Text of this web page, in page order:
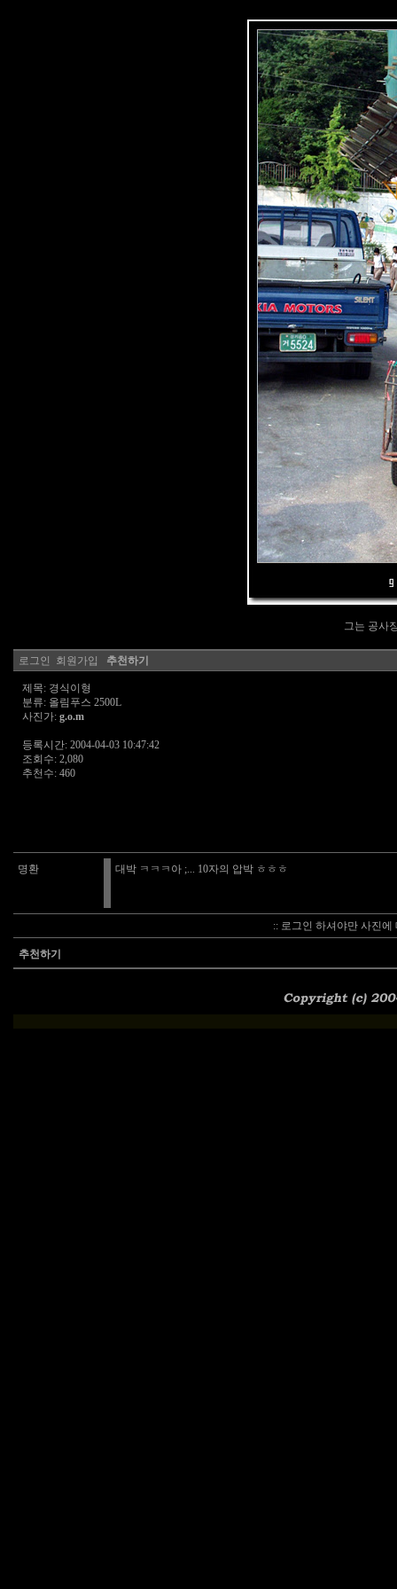
그는 공사
로그인 회원가입 추천하기
제목: 경식이형
분류: 올림푸스 2500L
사진가: g.o.m
등록시간: 2004-04-03 10:47:42
조회수: 2,080
추천수: 460
명환 대박 ㅋㅋㅋ아 ;... 10자의 압박 ㅎㅎㅎ
:: 로그인 하셔야만 사진
추천하기